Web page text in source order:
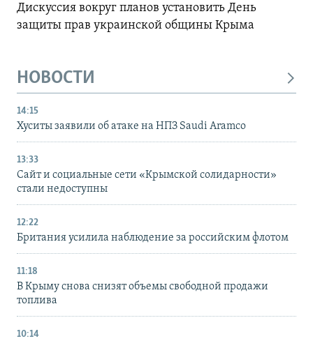
Дискуссия вокруг планов установить День
защиты прав украинской общины Крыма
НОВОСТИ
14:15
Хуситы заявили об атаке на НПЗ Saudi Aramco
13:33
Сайт и социальные сети «Крымской солидарности»
стали недоступны
12:22
Британия усилила наблюдение за российским флотом
11:18
В Крыму снова снизят объемы свободной продажи
топлива
10:14